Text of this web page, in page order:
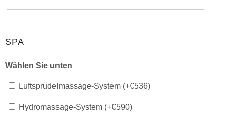
SPA
Wählen Sie unten
Luftsprudelmassage-System (+€536)
Hydromassage-System (+€590)